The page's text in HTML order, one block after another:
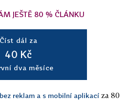
JEŠTĚ 80 % ČLÁNKU
Číst dál za
40 Kč
dva měsíce
reklam a s mobilní aplikací za 80